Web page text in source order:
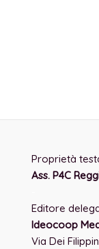
Proprietà
Ass. P4C
Editore
Ideocoop
Via Dei